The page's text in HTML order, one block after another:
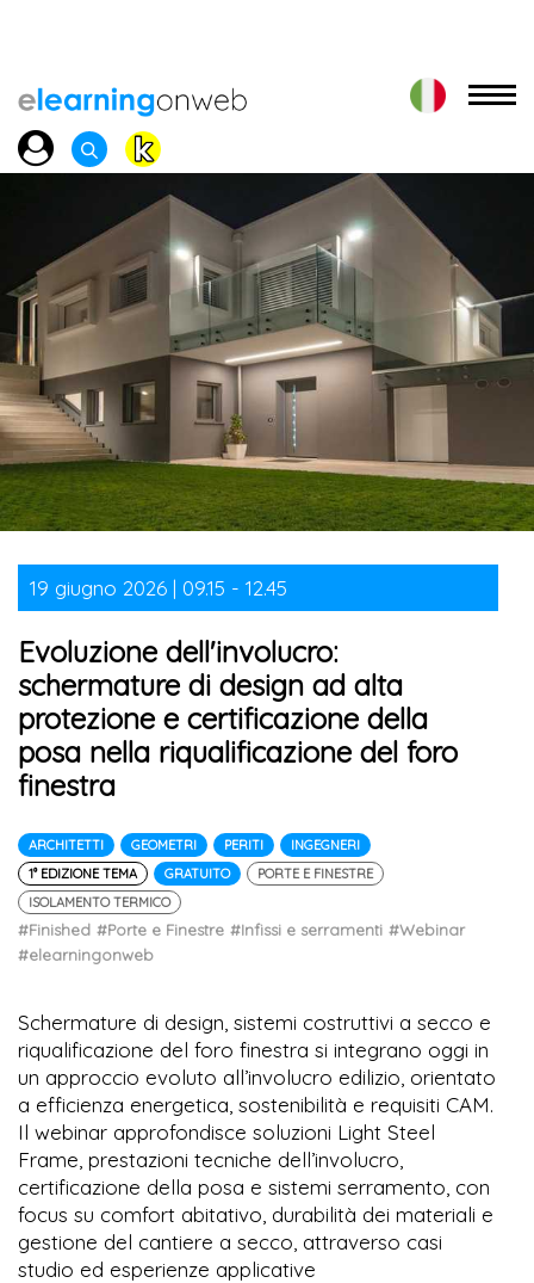
19 giugno 2026 | 09.15 - 12.45
Evoluzione dell'involucro:
schermature di design ad alta
protezione e certificazione della
posa nella riqualificazione del foro
finestra
ARCHITETTI GEOMETRI PERITI
INGEGNERI
1° EDIZIONE TEMA
GRATUITO
PORTE E FINESTRE
ISOLAMENTO TERMICO
#Finished #Porte e Finestre #Infissi e serramenti #Webinar
#elearningonweb
Schermature di design, sistemi costruttivi a secco e
riqualificazione del foro finestra si integrano oggi in
un approccio evoluto all’involucro edilizio, orientato
a efficienza energetica, sostenibilità e requisiti CAM.
Il webinar approfondisce soluzioni Light Steel
Frame, prestazioni tecniche dell’involucro,
certificazione della posa e sistemi serramento, con
focus su comfort abitativo, durabilità dei materiali e
gestione del cantiere a secco, attraverso casi
studio ed esperienze applicative